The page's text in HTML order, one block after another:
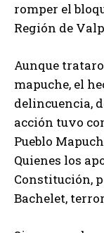
romper el
Región de
Aunque
mapuche, el
delincuencia,
acción tuvo
Pueblo
Quienes los
Constitución,
Bachelet,